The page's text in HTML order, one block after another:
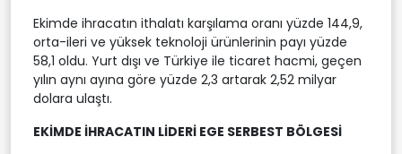
Ekimde ihracatın ithalatı karşılama oranı yüzde 144,9,
orta-ileri ve yüksek teknoloji ürünlerinin payı yüzde
58,1 oldu. Yurt dışı ve Türkiye ile ticaret hacmi, geçen
yılın aynı ayına göre yüzde 2,3 artarak 2,52 milyar
dolara ulaştı.
EKİMDE İHRACATIN LİDERİ EGE SERBEST BÖLGESİ